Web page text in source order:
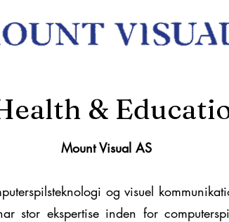
&
Mount Visual AS
og visuel
stor ekspertise inden for